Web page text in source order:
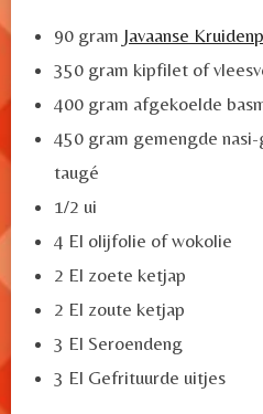
90 gram Javaanse
350 gram kipfilet of
400 gram afgekoelde
450 gram gemengde
taugé
1/2 ui
4 El olijfolie of wokolie
2 El zoete ketjap
2 El zoute ketjap
3 El Seroendeng
3 El Gefrituurde uitjes